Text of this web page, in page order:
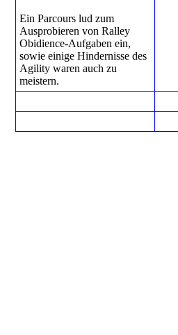
Ein Parcours lud zum
Ausprobieren von Ralley
Obidience-Aufgaben ein,
sowie einige Hindernisse des
Agility waren auch zu
meistern.